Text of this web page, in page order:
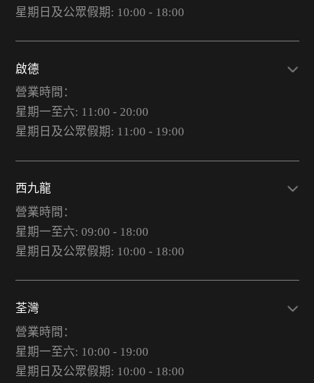
星期日及公眾假期: 10:00 - 18:00
啟德
營業時間：
星期一至六: 11:00 - 20:00
星期日及公眾假期: 11:00 - 19:00
西九龍
營業時間：
星期一至六: 09:00 - 18:00
星期日及公眾假期: 10:00 - 18:00
荃灣
營業時間：
星期一至六: 10:00 - 19:00
星期日及公眾假期: 10:00 - 18:00